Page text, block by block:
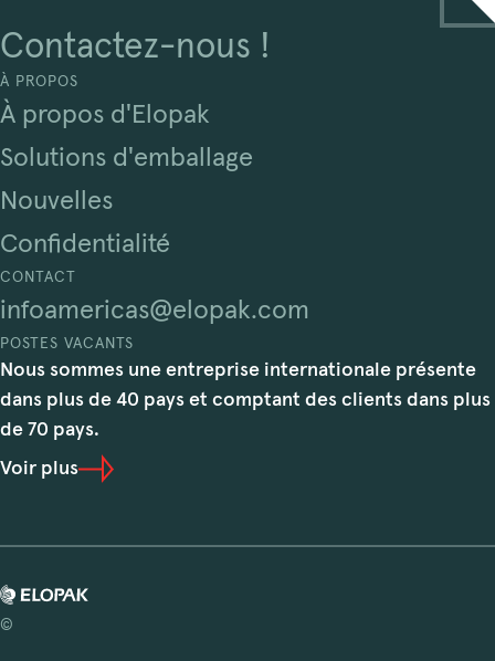
Contactez-nous !
À PROPOS
À propos d'Elopak
Solutions d'emballage
Nouvelles
Confidentialité
CONTACT
infoamericas@elopak.com
POSTES VACANTS
Nous sommes une entreprise internationale présente
dans plus de 40 pays et comptant des clients dans plus
de 70 pays.
Voir plus
©